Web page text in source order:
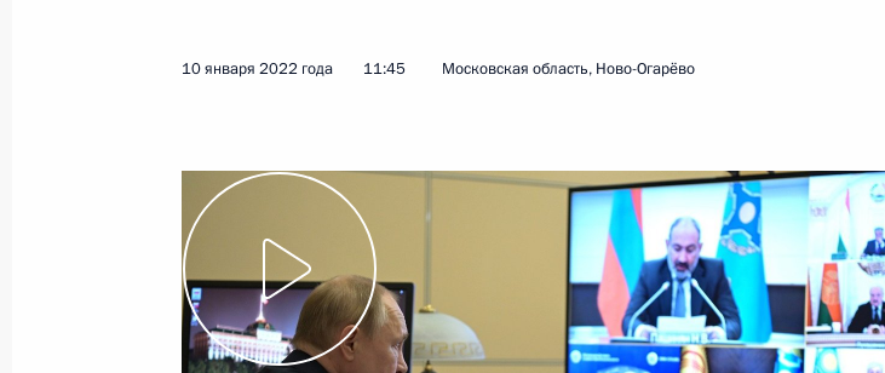
Поздравление по случаю Дня работника прокуратуры
12 января 2022 года, 09:00
11 января 2022 года, вторник
10 января 2022 года 11:45 Московская область, Ново-Огарёво